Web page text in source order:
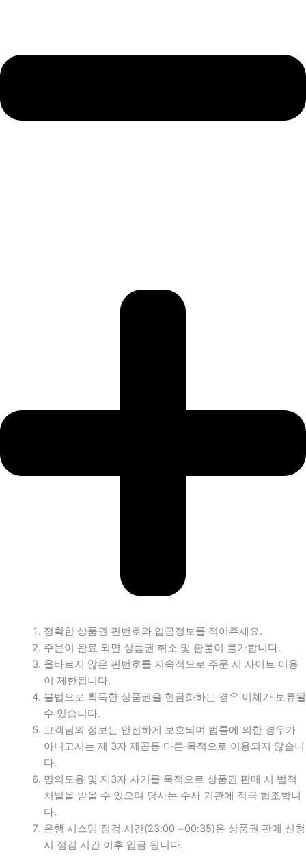
정확한 상품권 핀번호와 입금정보를 적어주세요.
주문이 완료 되면 상품권 취소 및 환불이 불가합니다.
올바르지 않은 핀번호를 지속적으로 주문 시 사이트 이용
이 제한됩니다.
불법으로 획득한 상품권을 현금화하는 경우 이체가 보류될
수 있습니다.
고객님의 정보는 안전하게 보호되며 법률에 의한 경우가
아니고서는 제 3자 제공등 다른 목적으로 이용되지 않습니
다.
명의도용 및 제3자 사기를 목적으로 상품권 판매 시 법적
처벌을 받을 수 있으며 당사는 수사 기관에 적극 협조합니
다.
은행 시스템 점검 시간(23:00 ~00:35)은 상품권 판매 신청
시 점검 시간 이후 입금 됩니다.